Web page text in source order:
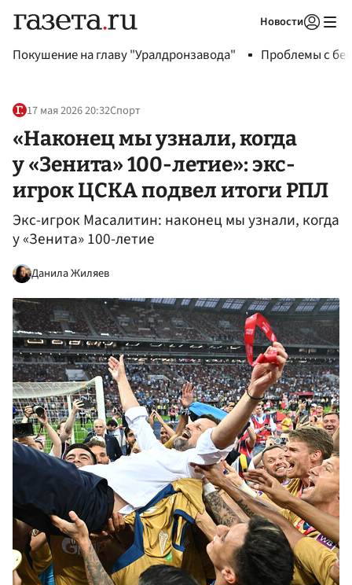
Новости
Покушение на главу "Уралдронзавода" Проблемы с
17 мая 2026 20:32Спорт
«Наконец мы узнали, когда
у «Зенита» 100-летие»: экс-
игрок ЦСКА подвел итоги РПЛ
Экс-игрок Масалитин: наконец мы узнали, когда
у «Зенита» 100-летие
Данила Жиляев